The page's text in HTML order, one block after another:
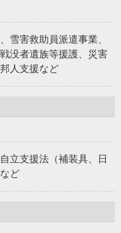
雪害救助員派遣事業、
没者遺族等援護、災害
人支援など
立支援法（補装具、日
ど